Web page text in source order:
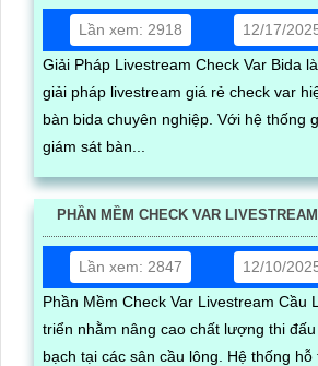
Lần xem: 2918
12/17/
Giải Pháp Livestream Check Var Bida
giải pháp livestream giá rẻ check var
bàn bida chuyên nghiệp. Với hệ thống
giám sát bàn...
PHẦN MỀM CHECK VAR
Lần xem: 2847
12/10/
Phần Mềm Check Var Livestream Cầu
triển nhằm nâng cao chất lượng thi
bạch tại các sân cầu lông. Hệ thống